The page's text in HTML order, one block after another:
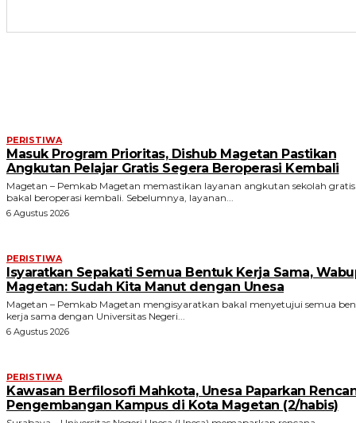
PERISTIWA
Masuk Program Prioritas, Dishub Magetan Pastikan
Angkutan Pelajar Gratis Segera Beroperasi Kembali
Magetan – Pemkab Magetan memastikan layanan angkutan sekolah gratis
bakal beroperasi kembali. Sebelumnya, layanan...
6 Agustus 2026
PERISTIWA
Isyaratkan Sepakati Semua Bentuk Kerja Sama,
Magetan: Sudah Kita Manut dengan Unesa
Magetan – Pemkab Magetan mengisyaratkan bakal menyetujui semua
kerja sama dengan Universitas Negeri...
6 Agustus 2026
PERISTIWA
Kawasan Berfilosofi Mahkota, Unesa Paparkan
Pengembangan Kampus di Kota Magetan (2/habis)